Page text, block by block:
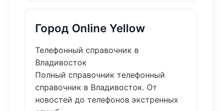
Город Online Yellow
Телефонный справочник в
Владивосток
Полный справочник телефонный
справочник в Владивосток. От
новостей до телефонов экстренных